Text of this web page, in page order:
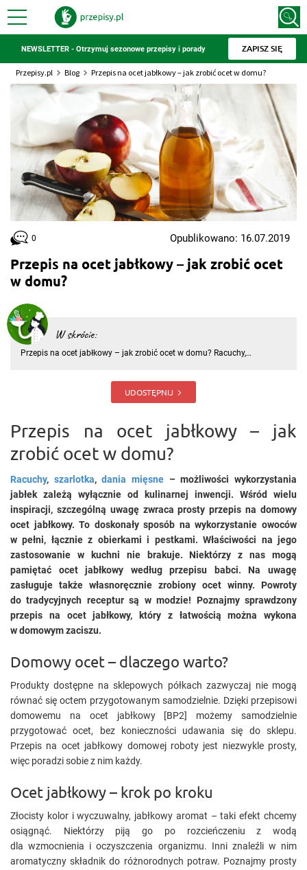
NEWSLETTER - Otrzymuj sezonowe przepisy i porady ZAPISZ SIĘ
Przepisy.pl Blog Przepis na ocet jabłkowy – jak zrobić ocet w domu?
Przepis na ocet jabłkowy – jak zrobić ocet
w domu?
W skrócie:
Przepis na ocet jabłkowy – jak zrobić ocet w domu? Racuchy,
uwagę zwraca prosty przepis na domowy ocet jabłkowy. To dosk
UDOSTĘPNIJ
0 Opublikowano: 16.07.2019
Przepis na ocet jabłkowy – jak
zrobić ocet w domu?
Racuchy, szarlotka,dania mięsne – możliwości wykorzystania
jabłek zależą wyłącznie od kulinarnej inwencji. Wśród wielu
inspiracji, szczególną uwagę zwraca prosty przepis na domowy
ocet jabłkowy. To doskonały sposób na wykorzystanie owoców
w pełni, łącznie z obierkami i pestkami. Właściwości na jego
zastosowanie w kuchni nie brakuje. Niektórzy z nas mogą
pamiętać ocet jabłkowy według przepisu babci. Na uwagę
zasługuje także własnoręcznie zrobiony ocet winny. Powroty
do tradycyjnych receptur są w modzie! Poznajmy sprawdzony
przepis na ocet jabłkowy, który z łatwością można wykona
w domowym zaciszu.
Domowy ocet – dlaczego warto?
Produkty dostępne na sklepowych półkach zazwyczaj nie mogą
równać się octem przygotowanym samodzielnie. Dzięki przepisowi
domowemu na ocet jabłkowy [BP2] możemy samodzielnie
przygotować ocet, bez konieczności udawania się do sklepu.
Przepis na ocet jabłkowy domowej roboty jest niezwykle prosty,
więc poradzi sobie z nim każdy.
Ocet jabłkowy – krok po kroku
Złocisty kolor i wyczuwalny, jabłkowy aromat – taki efekt chcemy
osiągnąć. Niektórzy piją go po rozcieńczeniu z wodą
dla wzmocnienia i oczyszczenia organizmu. Inni znaleźli w nim
aromatyczny składnik do różnorodnych potraw. Poznajmy prosty